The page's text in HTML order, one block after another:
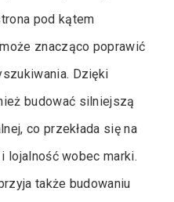
pod kątem
znacząco poprawić
Dzięki
budować silniejszą
co przekłada się na
lojalność wobec marki.
także budowaniu